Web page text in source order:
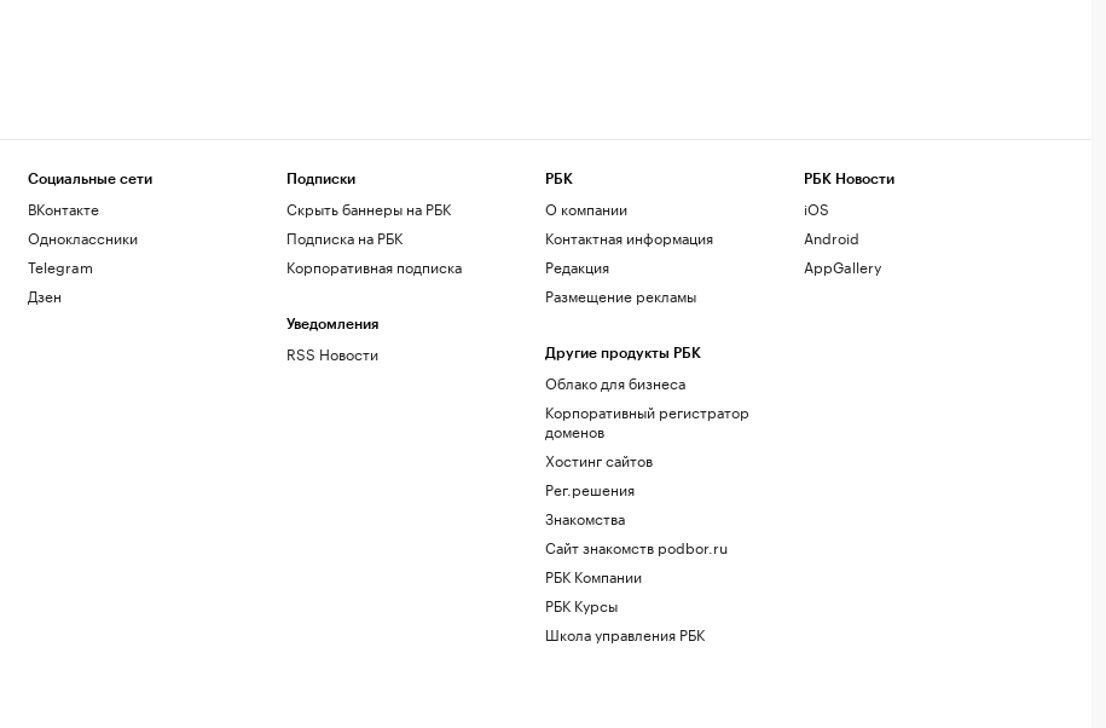
Социальные сети
ВКонтакте
Одноклассники
Telegram
Дзен
Подписки
Скрыть баннеры на РБК
Подписка на РБК
Корпоративная подписка
Уведомления
RSS Новости
РБК
О компании
Контактная информация
Редакция
Размещение рекламы
Другие продукты РБК
Облако для бизнеса
Корпоративный регистратор
доменов
Хостинг сайтов
Рег.решения
Знакомства
Сайт знакомств podbor.ru
РБК Компании
РБК Курсы
Школа управления РБК
РБК Новости
iOS
Android
AppGallery